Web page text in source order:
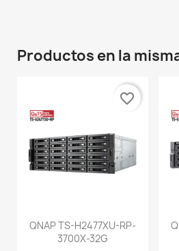
Productos en la
QNAP TS-H2477XU-RP-
3700X-32G
favorite_border